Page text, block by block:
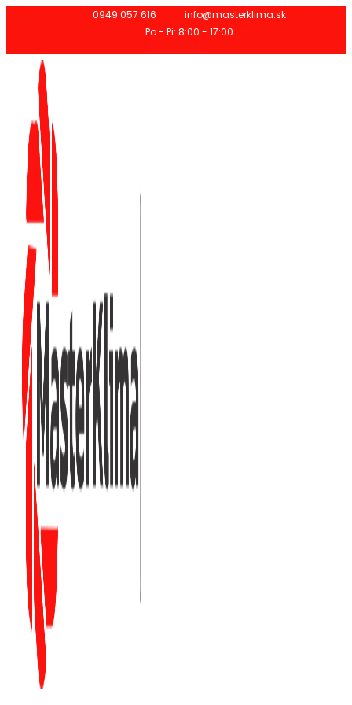
0949 057 616
info@masterklima.sk
Po - Pi: 8:00 - 17:00